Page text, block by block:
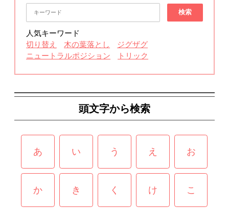
検索
人気キーワード
切り替え
木の葉落とし
ジグザグ
ニュートラルポジション
トリック
頭文字から検索
あ い う え お
か き く け こ